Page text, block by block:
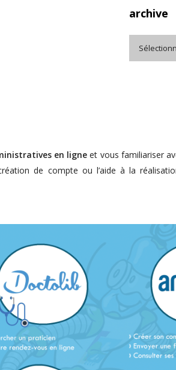
archive
en ligne et vous familiariser
de compte ou l’aide à la